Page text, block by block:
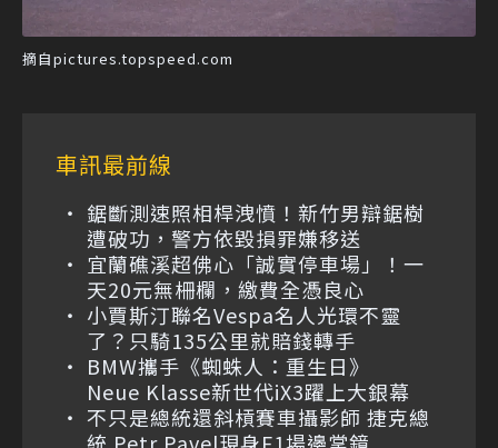
摘自pictures.topspeed.com
車訊最前線
鋸斷測速照相桿洩憤！新竹男辯鋸樹
遭破功，警方依毀損罪嫌移送
宜蘭礁溪超佛心「誠實停車場」！一
天20元無柵欄，繳費全憑良心
小賈斯汀聯名Vespa名人光環不靈
了？只騎135公里就賠錢轉手
BMW攜手《蜘蛛人：重生日》
Neue Klasse新世代iX3躍上大銀幕
不只是總統還斜槓賽車攝影師 捷克總